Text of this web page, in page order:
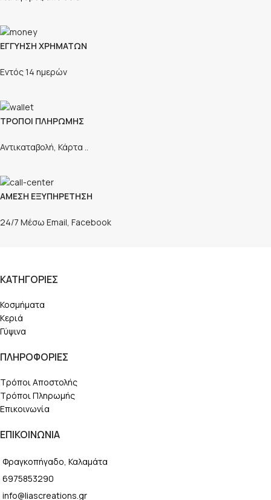
ΕΓΓΥΗΣΗ ΧΡΗΜΑΤΩΝ
Εντός 14 ημερών
ΤΡΟΠΟΙ ΠΛΗΡΩΜΗΣ
Αντικαταβολή, Κάρτα ..
ΑΜΕΣΗ ΕΞΥΠΗΡΕΤΗΣΗ
24/7 Μέσω Email, Facebook
ΚΑΤΗΓΟΡΙΕΣ
Κοσμήματα
Κεριά
Γύψινα
ΠΛΗΡΟΦΟΡΙΕΣ
Τρόποι Αποστολής
Τρόποι Πληρωμής
Επικοινωνία
ΕΠΙΚΟΙΝΩΝΙΑ
Φραγκοπήγαδο, Καλαμάτα
6975853290
info@liascreations.gr